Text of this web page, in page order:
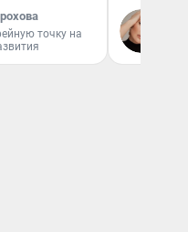
точку на